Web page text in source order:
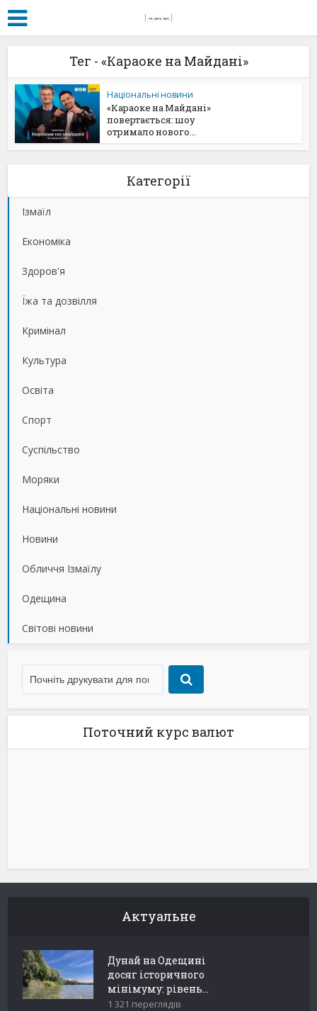
Тег - «Караоке на Майдані»
Національні новини
«Караоке на Майдані»
повертається: шоу
отримало нового...
Категорії
Ізмаїл
Економіка
Здоров'я
Їжа та дозвілля
Кримінал
Культура
Освіта
Спорт
Суспільство
Моряки
Національні новини
Новини
Обличчя Ізмаїлу
Одещина
Світові новини
Поточний курс валют
Актуальне
Дунай на Одещині
досяг історичного
мінімуму: рівень...
1 321 переглядів